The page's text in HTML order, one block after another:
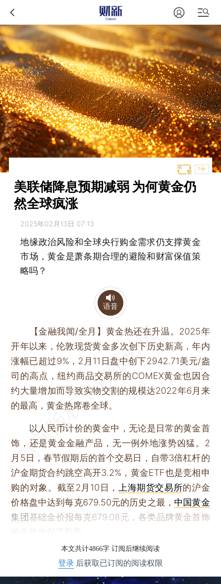
T中
美联储降息预期减弱 为何黄金仍
然全球疯涨
2025年02月13日 07:13
地缘政治风险和全球央行购金需求仍支撑黄金
市场，黄金是萧条期合理的避险和财富保值策
略吗？
语音
【金融我闻/全月】 黄金热还在升温。2025年
开年以来，伦敦现货黄金多次创下历史新高，年内
涨幅已超过9%，2月11日盘中创下2942.71美元/盎
司的高点，纽约商品交易所的COMEX黄金也因合
约大量增加而导致实物交割的规模达2022年6月来
的最高，黄金热席卷全球。
以人民币计价的黄金中，无论是日常的黄金首
饰，还是黄金金融产品，无一例外地涨势凶猛。2
月5日，春节假期后的首个交易日，自带3倍杠杆的
沪金期货合约跳空高开3.2%，黄金ETF也是竞相申
购的对象。截至2月10日，
上海期货交易所的沪金
价格盘中达到每克679.50元的历史之最， 中国黄金
集团基础金价报每克679.08元，各类品牌黄金首饰
的金价也创了新高。
本文共计4866字 订阅后继续阅读
登录 后获取已订阅的阅读权限